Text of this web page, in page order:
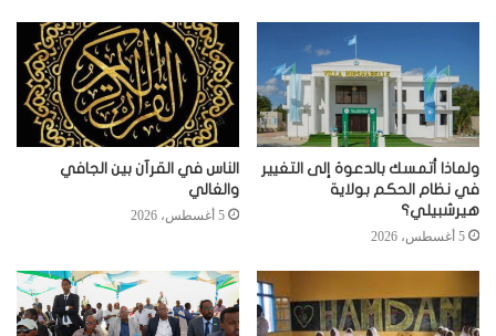
ولماذا أتمسك بالدعوة إلى التغيير
في نظام الحكم بولاية
هيرشبيلي؟
5 أغسطس، 2026
الناس في القرآن بين الجافي
والغالي
5 أغسطس، 2026